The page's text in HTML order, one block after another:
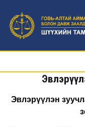
Эвлэрүүлэн